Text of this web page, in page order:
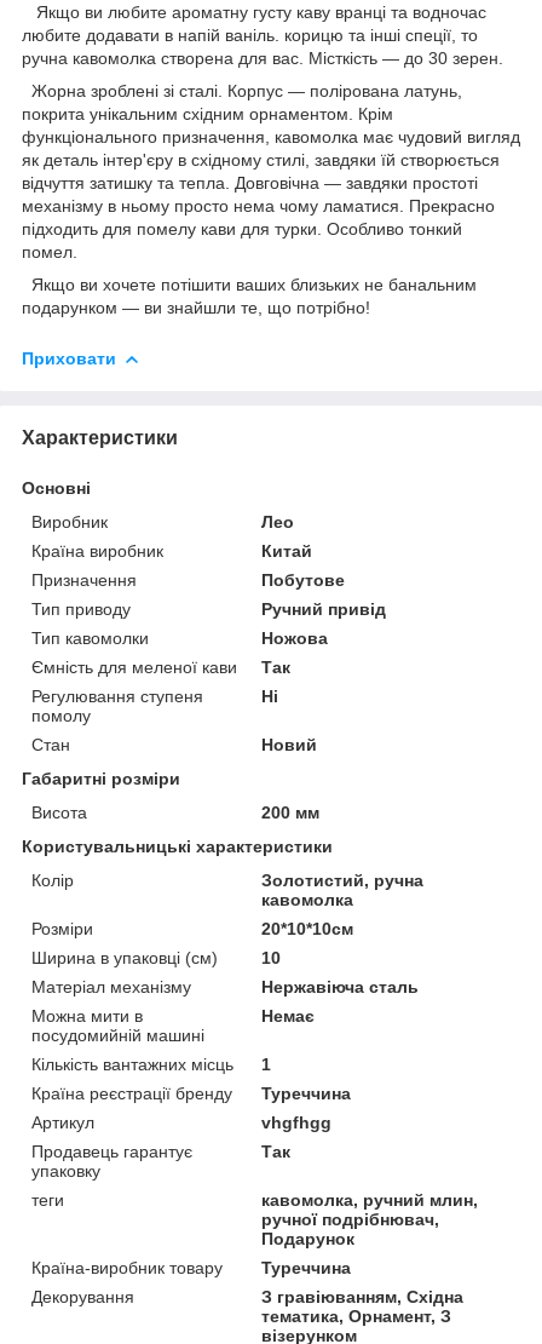
Якщо ви любите ароматну густу каву вранці та водночас
любите додавати в напій ваніль. корицю та інші спеції, то
ручна кавомолка створена для вас. Місткість — до 30 зерен.
Жорна зроблені зі сталі. Корпус — полірована латунь,
покрита унікальним східним орнаментом. Крім
функціонального призначення, кавомолка має чудовий вигляд
як деталь інтер'єру в східному стилі, завдяки їй створюється
відчуття затишку та тепла. Довговічна — завдяки простоті
механізму в ньому просто нема чому ламатися. Прекрасно
підходить для помелу кави для турки. Особливо тонкий
помел.
Якщо ви хочете потішити ваших близьких не банальним
подарунком — ви знайшли те, що потрібно!
Приховати
Характеристики
Основні
Виробник
Лео
Країна виробник
Китай
Призначення
Побутове
Тип приводу
Ручний привід
Тип кавомолки
Ножова
Ємність для меленої кави
Так
Регулювання ступеня
помолу
Ні
Стан
Новий
Габаритні розміри
Висота
200 мм
Користувальницькі характеристики
Колір
Золотистий, ручна
кавомолка
Розміри
20*10*10см
Ширина в упаковці (см)
10
Матеріал механізму
Нержавіюча сталь
Можна мити в
посудомийній машині
Немає
Кількість вантажних місць
1
Країна реєстрації бренду
Туреччина
Артикул
vhgfhgg
Продавець гарантує
упаковку
Так
теги
кавомолка, ручний млин,
ручної подрібнювач,
Подарунок
Країна-виробник товару
Туреччина
Декорування
З гравіюванням, Східна
тематика, Орнамент, З
візерунком